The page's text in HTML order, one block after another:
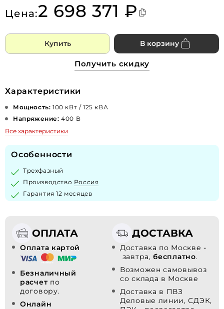
Цена:2 698 371 ₽
Купить В корзину
Получить скидку
Характеристики
Мощность: 100 кВт / 125 кВА
Напряжение: 400 В
Все характеристики
Особенности
Трехфазный
Производство Россия
Гарантия 12 месяцев
ОПЛАТА
Оплата картой
Безналичный
расчет по
договору.
Онлайн
ДОСТАВКА
Доставка по Москве -
завтра,бесплатно.
Возможен самовывоз
со склада в Москве
Доставка в ПВЗ
Деловые линии, СДЭК,